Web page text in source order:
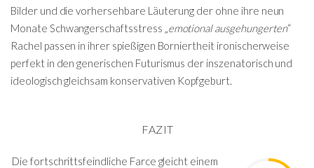
Bilder und die vorhersehbare Läuterung der ohne ihre neun
Monate Schwangerschaftsstress „ emotional ausgehungerten“
Rachel passen in ihrer spießigen Borniertheit ironischerweise
perfekt in den generischen Futurismus der inszenatorisch und
ideologisch gleichsam konservativen Kopfgeburt.
FAZIT
Die fortschrittsfeindliche Farce gleicht einem